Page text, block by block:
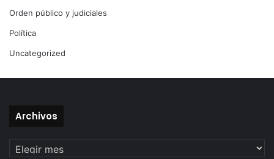
Orden público y judiciales
Política
Uncategorized
Archivos